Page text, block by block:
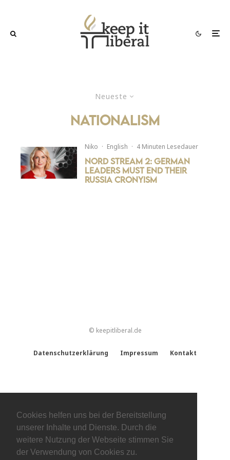
Cookies helfen uns bei der Bereitstellung
unserer Inhalte und Dienste. Durch die
weitere Nutzung der Webseite stimmen Sie
der Verwendung von Cookies zu.
Neueste
nationalism
Niko · English · 4 Minuten Lesedauer
Nord Stream 2: German
Leaders must end their
Russia Cronyism
© keepitliberal.de
Datenschutzerklärung Impressum Kontakt